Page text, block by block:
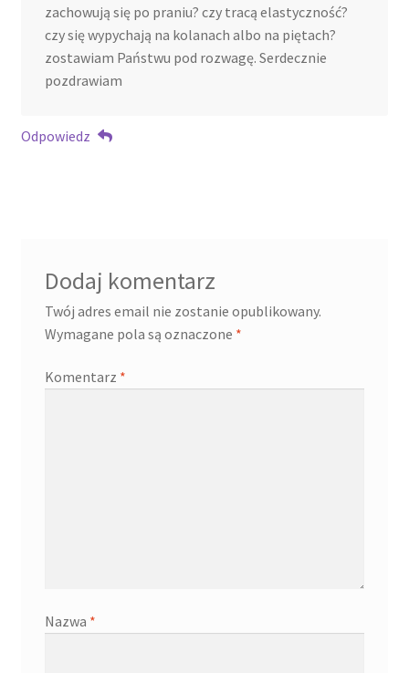
zachowują się po praniu? czy tracą elastyczność?
czy się wypychają na kolanach albo na piętach?
zostawiam Państwu pod rozwagę. Serdecznie
pozdrawiam
Odpowiedz
Dodaj komentarz
Twój adres email nie zostanie opublikowany.
Wymagane pola są oznaczone *
Komentarz *
Nazwa *